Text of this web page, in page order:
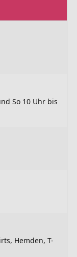
So 10 Uhr bis
Hemden, T-